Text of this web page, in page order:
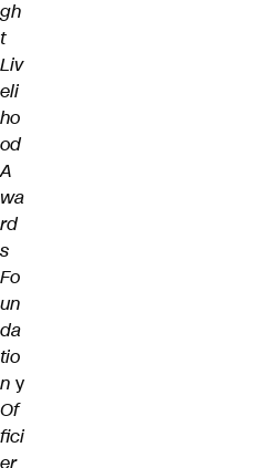
gh
t
Liv
eli
ho
od
A
wa
rd
s
Fo
un
da
tio
n y
Of
fici
er